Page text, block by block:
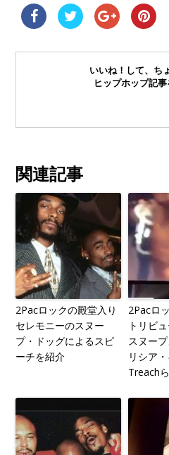
いいね！して、ち
ヒップホップ記事
関連記事
2Pacロックの殿堂入り
セレモニーのスヌー
プ・ドッグによるスピ
ーチを紹介
2Pacロ
トリビ
スヌー
リシア・
Treach